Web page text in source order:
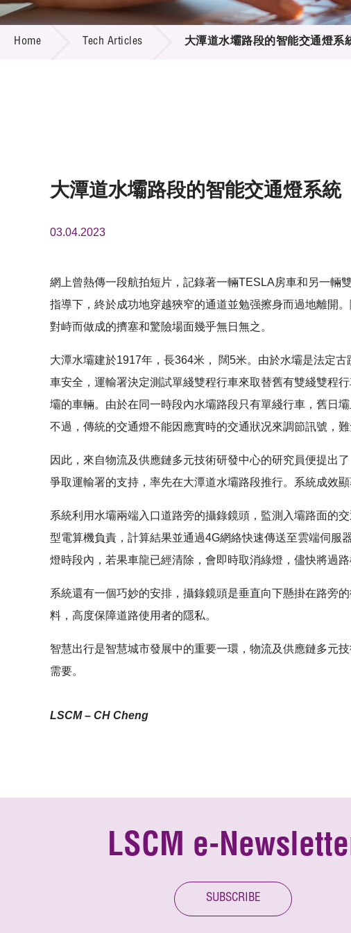
Supplier
Call for
R&D Project
Resource
Multi-media
Home Tech Articles 大潭道水壩路段的智能交通燈系
大潭道水壩路段的智能交通燈系統
03.04.2023
網上曾熱傳一段航拍短片，記錄著一輛TESLA房車和另一輛
指導下，終於成功地穿越狹窄的通道並勉强擦身而過地離開
對峙而做成的擠塞和驚險場面幾乎無日無之。
大潭水壩建於1917年，長364米， 闊5米。由於水壩是法定
車安全，運輸署決定測試單綫雙程行車來取替舊有雙綫雙程
壩的車輛。由於在同一時段內水壩路段只有單綫行車，舊日
不過，傳統的交通燈不能因應實時的交通狀况來調節訊號，
因此，來自物流及供應鏈多元技術研發中心的研究員便提出
爭取運輸署的支持，率先在大潭道水壩路段推行。系統成效
系統利用水壩兩端入口道路旁的攝錄鏡頭，監測入壩路面的
型電算機負責，計算結果並通過4G網絡快速傳送至雲端伺
燈時段內，若果車龍已經清除，會即時取消綠燈，儘快將過
系統還有一個巧妙的安排，攝錄鏡頭是垂直向下懸掛在路旁
料，高度保障道路使用者的隱私。
智慧出行是智慧城市發展中的重要一環，物流及供應鏈多元
需要。
LSCM – CH Cheng
LSCM e-
SUBSCRIBE